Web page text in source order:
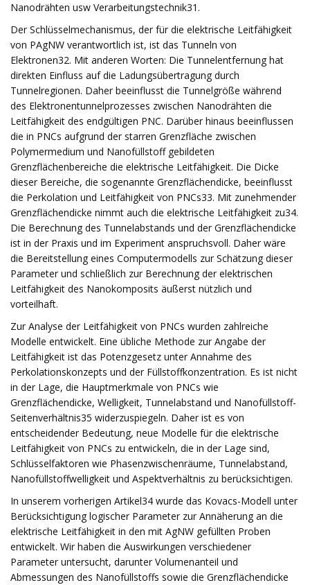
Nanodrähten usw Verarbeitungstechnik31.
Der Schlüsselmechanismus, der für die elektrische Leitfähigkeit
von PAgNW verantwortlich ist, ist das Tunneln von
Elektronen32. Mit anderen Worten: Die Tunnelentfernung hat
direkten Einfluss auf die Ladungsübertragung durch
Tunnelregionen. Daher beeinflusst die Tunnelgröße während
des Elektronentunnelprozesses zwischen Nanodrähten die
Leitfähigkeit des endgültigen PNC. Darüber hinaus beeinflussen
die in PNCs aufgrund der starren Grenzfläche zwischen
Polymermedium und Nanofüllstoff gebildeten
Grenzflächenbereiche die elektrische Leitfähigkeit. Die Dicke
dieser Bereiche, die sogenannte Grenzflächendicke, beeinflusst
die Perkolation und Leitfähigkeit von PNCs33. Mit zunehmender
Grenzflächendicke nimmt auch die elektrische Leitfähigkeit zu34.
Die Berechnung des Tunnelabstands und der Grenzflächendicke
ist in der Praxis und im Experiment anspruchsvoll. Daher wäre
die Bereitstellung eines Computermodells zur Schätzung dieser
Parameter und schließlich zur Berechnung der elektrischen
Leitfähigkeit des Nanokomposits äußerst nützlich und
vorteilhaft.
Zur Analyse der Leitfähigkeit von PNCs wurden zahlreiche
Modelle entwickelt. Eine übliche Methode zur Angabe der
Leitfähigkeit ist das Potenzgesetz unter Annahme des
Perkolationskonzepts und der Füllstoffkonzentration. Es ist nicht
in der Lage, die Hauptmerkmale von PNCs wie
Grenzflächendicke, Welligkeit, Tunnelabstand und Nanofüllstoff-
Seitenverhältnis35 widerzuspiegeln. Daher ist es von
entscheidender Bedeutung, neue Modelle für die elektrische
Leitfähigkeit von PNCs zu entwickeln, die in der Lage sind,
Schlüsselfaktoren wie Phasenzwischenräume, Tunnelabstand,
Nanofüllstoffwelligkeit und Aspektverhältnis zu berücksichtigen.
In unserem vorherigen Artikel34 wurde das Kovacs-Modell unter
Berücksichtigung logischer Parameter zur Annäherung an die
elektrische Leitfähigkeit in den mit AgNW gefüllten Proben
entwickelt. Wir haben die Auswirkungen verschiedener
Parameter untersucht, darunter Volumenanteil und
Abmessungen des Nanofüllstoffs sowie die Grenzflächendicke